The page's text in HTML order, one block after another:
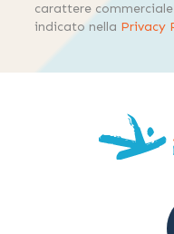
carattere
indicato nella Privacy